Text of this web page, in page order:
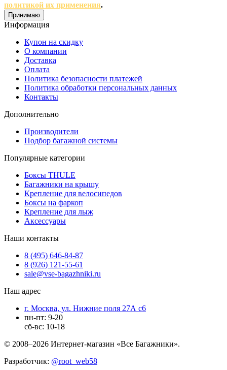
политикой их применения.
Принимаю
Информация
Купон на скидку
О компании
Доставка
Оплата
Политика безопасности платежей
Политика обработки персональных данных
Контакты
Дополнительно
Производители
Подбор багажной системы
Популярные категории
Боксы THULE
Багажники на крышу
Крепление для велосипедов
Боксы на фаркоп
Крепление для лыж
Аксессуары
Наши контакты
8 (495) 646-84-87
8 (926) 121-55-61
sale@vse-bagazhniki.ru
Наш адрес
г. Москва, ул. Нижние поля 27А с6
пн-пт: 9-20
сб-вс: 10-18
© 2008–2026 Интернет-магазин «Все Багажники».
Разработчик: @root_web58